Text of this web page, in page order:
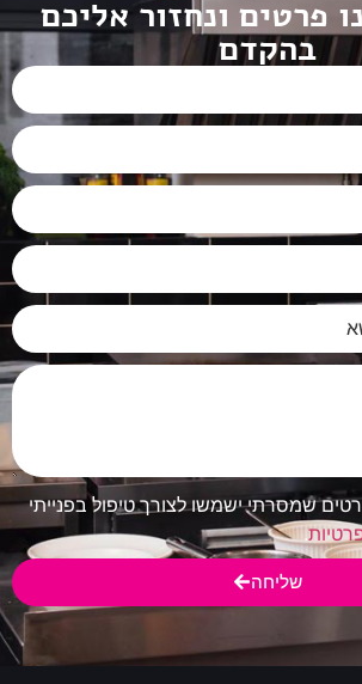
פרטים ונחזור אליכם
בהקדם
שמסרתי ישמשו לצורך טיפול בפנייתי
.
שליחה